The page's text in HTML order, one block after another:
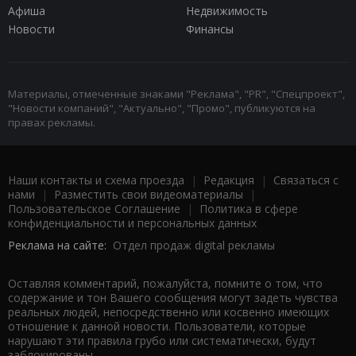
Афиша
Недвижимость
Новости
Финансы
Материалы, отмеченные знаками "Реклама", "PR", "Спецпроект",
"Новости компаний", "Актуально", "Промо", публикуются на
правах рекламы.
Наши контакты и схема проезда | Редакция | Связаться с
нами | Разместить свои видеоматериалы |
Пользовательское Соглашение |
Политика в сфере
конфиденциальности и персональных данных
Реклама на сайте: Отдел продаж digital рекламы
Оставляя комментарий, пожалуйста, помните о том, что
содержание и тон Вашего сообщения могут задеть чувства
реальных людей, непосредственно или косвенно имеющих
отношение к данной новости. Пользователи, которые
нарушают эти правила грубо или систематически, будут